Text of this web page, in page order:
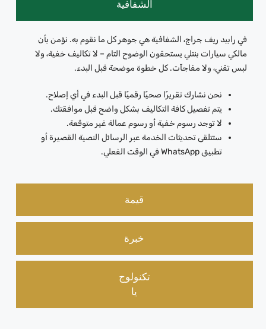
الشفافية
قيمة
خبرة
تكنولوج
يا
في رابيد ريف جراج، الشفافية هي جوهر كل ما نقوم به. نؤمن بأن
مالكي سيارات بنتلي يستحقون الوضوح التام – لا تكاليف خفية، ولا
لبس تقني، ولا مفاجآت. كل خطوة موضحة قبل البدء.
نحن نشارك تقريرًا صحيًا رقميًا قبل البدء في أي إصلاح.
يتم تفصيل كافة التكاليف بشكل واضح قبل موافقتك.
لا توجد رسوم خفية أو رسوم عمالة غير متوقعة.
ستتلقى تحديثات الخدمة عبر الرسائل النصية القصيرة أو
تطبيق WhatsApp في الوقت الفعلي.